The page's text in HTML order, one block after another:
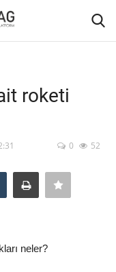
roketi
0 52
neler?